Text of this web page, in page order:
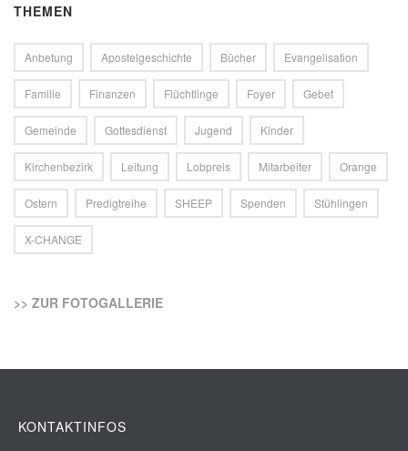
THEMEN
Anbetung Apostelgeschichte Bücher Evangelisation
Familie Finanzen Flüchtlinge Foyer Gebet
Gemeinde Gottesdienst Jugend Kinder
Kirchenbezirk Leitung Lobpreis Mitarbeiter Orange
Ostern Predigtreihe SHEEP Spenden Stühlingen
X-CHANGE
>> ZUR FOTOGALLERIE
KONTAKTINFOS